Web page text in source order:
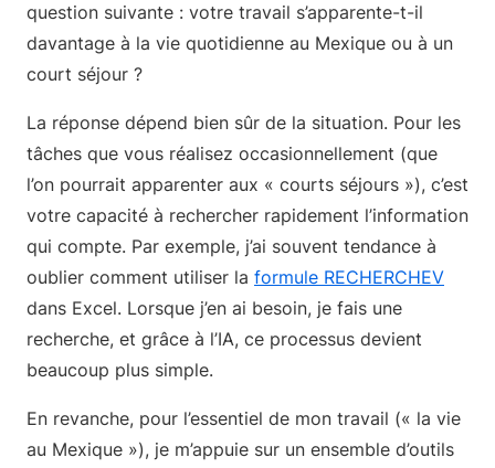
question suivante : votre travail s’apparente-t-il
davantage à la vie quotidienne au Mexique ou à un
court séjour ?
La réponse dépend bien sûr de la situation. Pour les
tâches que vous réalisez occasionnellement (que
l’on pourrait apparenter aux « courts séjours »), c’est
votre capacité à rechercher rapidement l’information
qui compte. Par exemple, j’ai souvent tendance à
oublier comment utiliser la formule RECHERCHEV
dans Excel. Lorsque j’en ai besoin, je fais une
recherche, et grâce à l’IA, ce processus devient
beaucoup plus simple.
En revanche, pour l’essentiel de mon travail (« la vie
au Mexique »), je m’appuie sur un ensemble d’outils